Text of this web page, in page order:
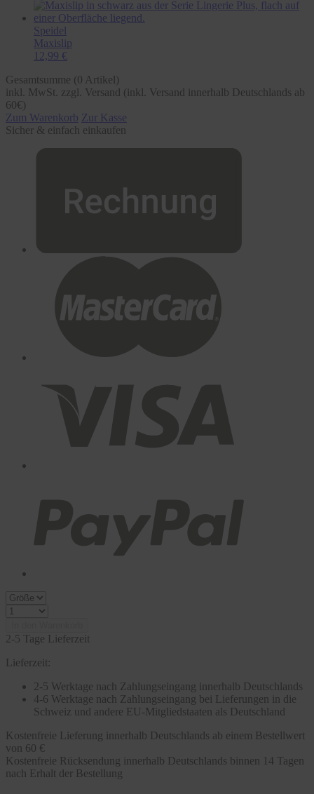
Speidel
Maxislip
12,99 €
Gesamtsumme (0 Artikel)
inkl. MwSt. zzgl. Versand (inkl. Versand innerhalb Deutschlands ab
60€)
Zum Warenkorb Zur Kasse
Sicher & einfach einkaufen
2-5 Tage Lieferzeit
Lieferzeit:
2-5 Werktage nach Zahlungseingang innerhalb Deutschlands
4-6 Werktage nach Zahlungseingang bei Lieferungen in die
Schweiz und andere EU-Mitgliedstaaten als Deutschland
Kostenfreie Lieferung innerhalb Deutschlands ab einem Bestellwert
von 60 €
Kostenfreie Rücksendung innerhalb Deutschlands binnen 14 Tagen
nach Erhalt der Bestellung